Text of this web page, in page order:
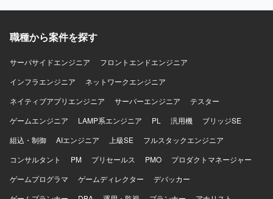
た開発手法に取り組める環境です。長期的な参画を通じて
ただけます。 【開発環境】 JavaおよびSpringを用いたWeb
システム開発環境での作業となります。SQLを用いたデー
タベース操作や、必要に応じてAI（Cloud Code）を活用し
た開発を行っていただきます。
職種から案件を探す
サーバサイドエンジニア
フロントエンドエンジニア
インフラエンジニア
ネットワークエンジニア
ネイティブアプリエンジニア
サーバーエンジニア
テスター
ゲームエンジニア
LAMP系エンジニア PL 汎用機
ブリッジSE
組込・制御
AIエンジニア 上級SE
フルスタックエンジニア
コンサルタント
PM プリセールス PMO
プロダクトマネージャー
ゲームプログラマ
ゲームディレクター
デバッカー